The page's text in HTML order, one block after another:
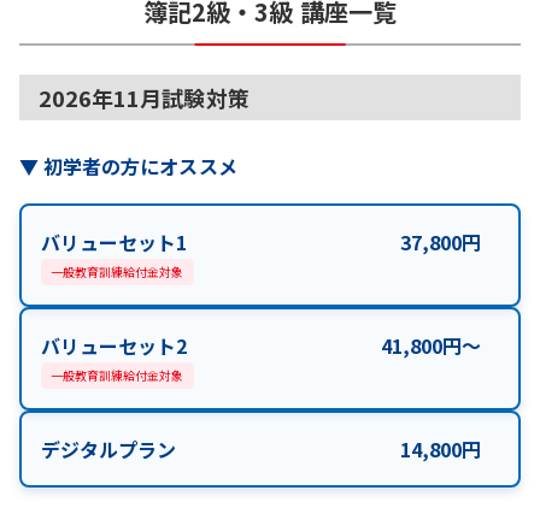
簿記2級・3級 講座一覧
2026年11月試験対策
▼初学者の方にオススメ
バリューセット1 37,800円
一般教育訓練給付金対象
バリューセット2 41,800円〜
一般教育訓練給付金対象
デジタルプラン 14,800円